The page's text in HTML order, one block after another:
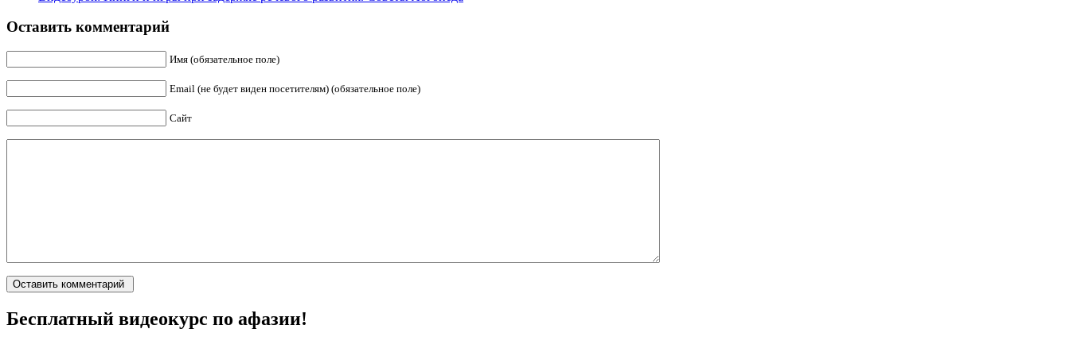
Оставить комментарий
Имя (обязательное поле)
Email (не будет виден посетителям) (обязательное поле)
Сайт
Бесплатный видеокурс по афазии!